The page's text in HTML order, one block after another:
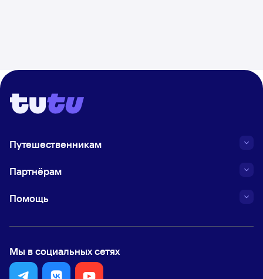
Путешественникам
Партнёрам
Помощь
Мы в социальных сетях